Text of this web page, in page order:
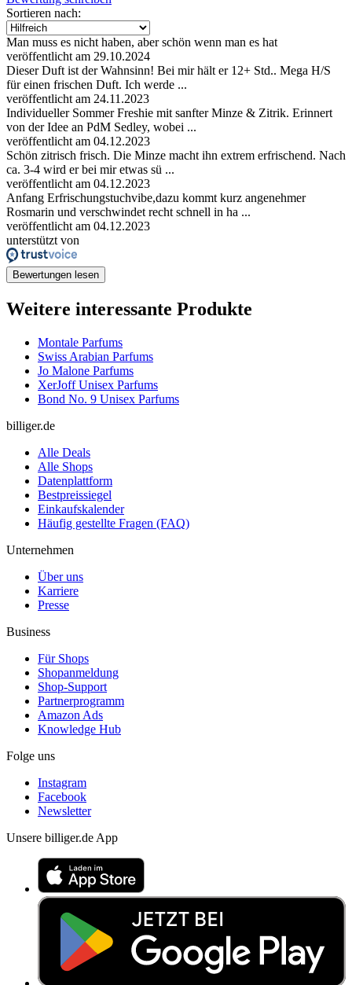
Sortieren nach:
Man muss es nicht haben, aber schön wenn man es hat
veröffentlicht am 29.10.2024
Dieser Duft ist der Wahnsinn! Bei mir hält er 12+ Std.. Mega H/S
für einen frischen Duft. Ich werde ...
veröffentlicht am 24.11.2023
Individueller Sommer Freshie mit sanfter Minze & Zitrik. Erinnert
von der Idee an PdM Sedley, wobei ...
veröffentlicht am 04.12.2023
Schön zitrisch frisch. Die Minze macht ihn extrem erfrischend. Nach
ca. 3-4 wird er bei mir etwas sü ...
veröffentlicht am 04.12.2023
Anfang Erfrischungstuchvibe,dazu kommt kurz angenehmer
Rosmarin und verschwindet recht schnell in ha ...
veröffentlicht am 04.12.2023
unterstützt von
Bewertungen lesen
Weitere interessante Produkte
Montale Parfums
Swiss Arabian Parfums
Jo Malone Parfums
XerJoff Unisex Parfums
Bond No. 9 Unisex Parfums
billiger.de
Alle Deals
Alle Shops
Datenplattform
Bestpreissiegel
Einkaufskalender
Häufig gestellte Fragen (FAQ)
Unternehmen
Über uns
Karriere
Presse
Business
Für Shops
Shopanmeldung
Shop-Support
Partnerprogramm
Amazon Ads
Knowledge Hub
Folge uns
Instagram
Facebook
Newsletter
Unsere billiger.de App